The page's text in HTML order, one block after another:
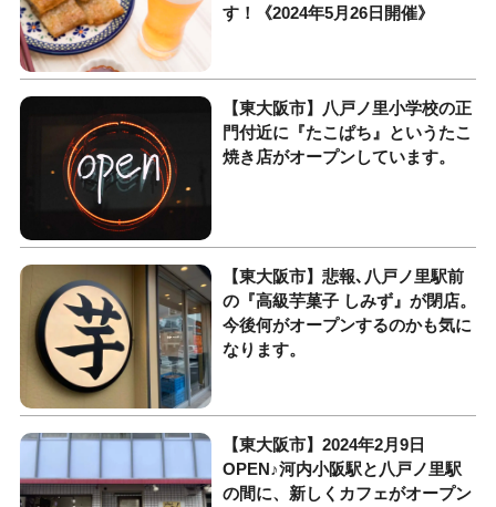
す！《2024年5月26日開催》
【東大阪市】八戸ノ里小学校の正
門付近に『たこぱち』というたこ
焼き店がオープンしています。
【東大阪市】悲報､八戸ノ里駅前
の『高級芋菓子 しみず』が閉店。
今後何がオープンするのかも気に
なります。
【東大阪市】2024年2月9日
OPEN♪河内小阪駅と八戸ノ里駅
の間に、新しくカフェがオープン